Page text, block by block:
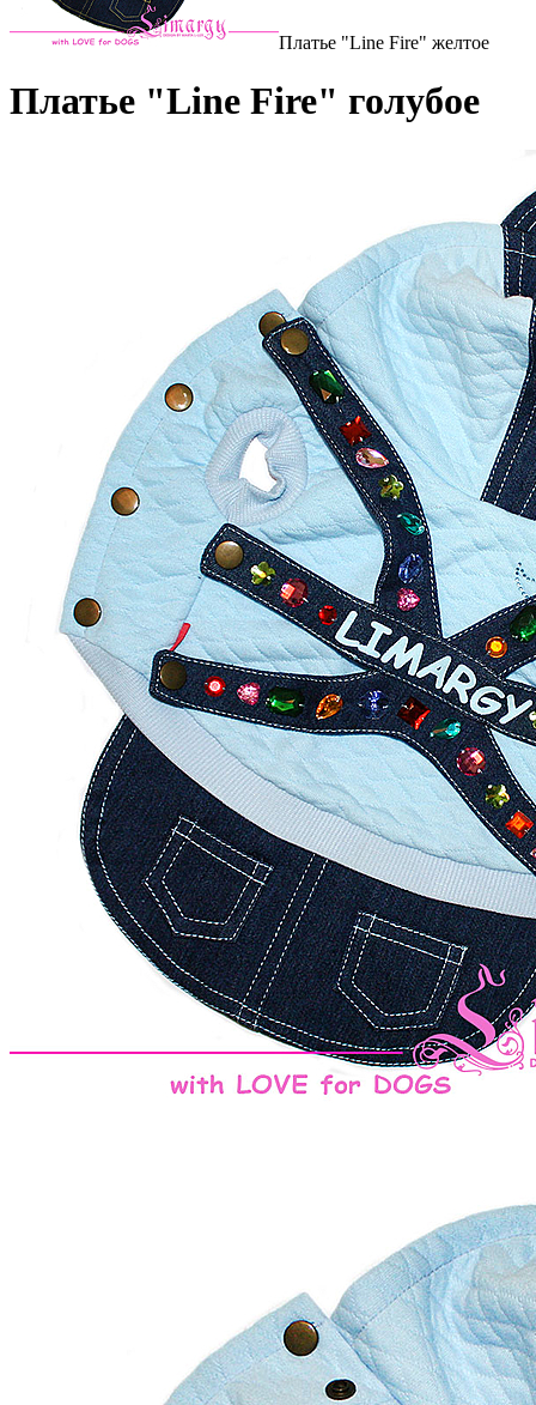
Платье "Line Fire" желтое
Платье "Line Fire" голубое